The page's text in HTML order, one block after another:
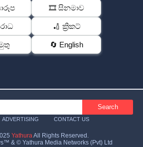
🎞️ සිනමාව
🏏 ක්‍රිකට්
🔄 English
ADVERTISING CONTACT US
Yathura All Rights Reserved.
& © Yathura Media Networks (Pvt) Ltd